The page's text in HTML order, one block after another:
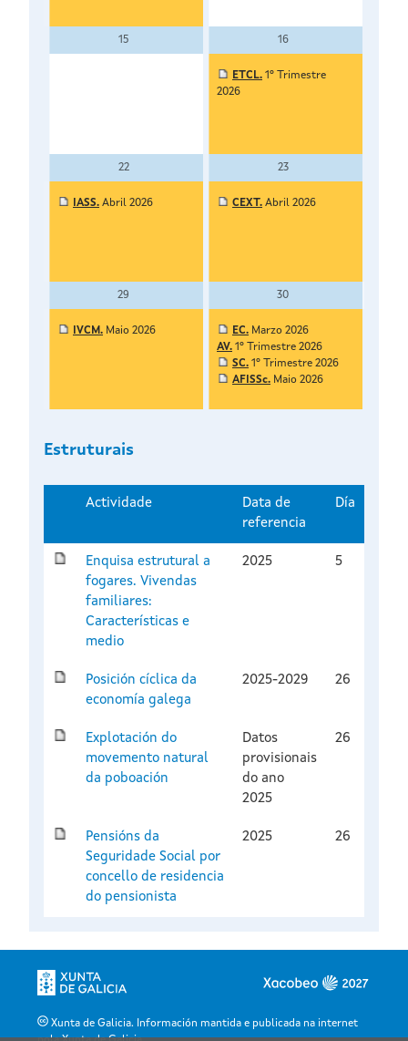
15 16
ETCL. 1º Trimestre
2026
22 23
IASS. Abril 2026 CEXT. Abril 2026
29 30
IVCM. Maio 2026 EC. Marzo 2026
AV. 1º Trimestre 2026
SC. 1º Trimestre 2026
AFISSc. Maio 2026
Estruturais
Actividade
Data de
referencia
Día
Enquisa estrutural a
fogares. Vivendas
familiares:
Características e
medio
2025 5
Posición cíclica da
economía galega
2025-2029 26
Explotación do
movemento natural
da poboación
Datos
provisionais
do ano
2025
26
Pensións da
Seguridade Social por
concello de residencia
do pensionista
2025 26
Xunta de Galicia. Información mantida e publicada na internet